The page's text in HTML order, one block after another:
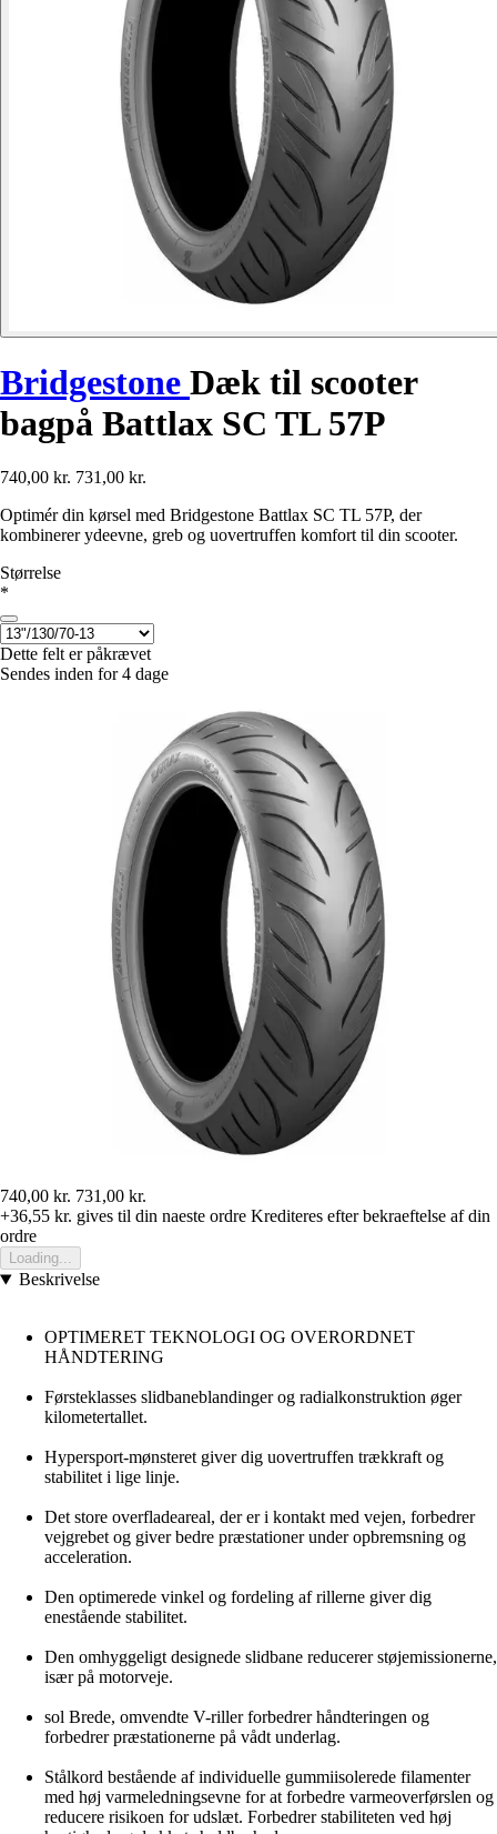
Bridgestone Dæk til scooter
bagpå Battlax SC TL 57P
740,00 kr. 731,00 kr.
Optimér din kørsel med Bridgestone Battlax SC TL 57P, der
kombinerer ydeevne, greb og uovertruffen komfort til din scooter.
Størrelse
*
Dette felt er påkrævet
Sendes inden for 4 dage
740,00 kr. 731,00 kr.
+36,55 kr. gives til din naeste ordre Krediteres efter bekraeftelse af din
ordre
Loading...
Beskrivelse
OPTIMERET TEKNOLOGI OG OVERORDNET
HÅNDTERING
Førsteklasses slidbaneblandinger og radialkonstruktion øger
kilometertallet.
Hypersport-mønsteret giver dig uovertruffen trækkraft og
stabilitet i lige linje.
Det store overfladeareal, der er i kontakt med vejen, forbedrer
vejgrebet og giver bedre præstationer under opbremsning og
acceleration.
Den optimerede vinkel og fordeling af rillerne giver dig
enestående stabilitet.
Den omhyggeligt designede slidbane reducerer støjemissionerne,
især på motorveje.
sol Brede, omvendte V-riller forbedrer håndteringen og
forbedrer præstationerne på vådt underlag.
Stålkord bestående af individuelle gummiisolerede filamenter
med høj varmeledningsevne for at forbedre varmeoverførslen og
reducere risikoen for udslæt. Forbedrer stabiliteten ved høj